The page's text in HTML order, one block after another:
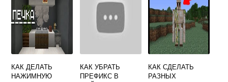
КАК ДЕЛАТЬ
НАЖИМНУЮ
КАК УБРАТЬ
ПРЕФИКС В
КАК СДЕЛАТЬ
РАЗНЫХ